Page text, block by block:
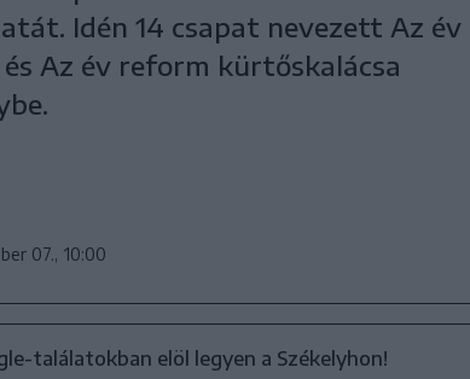
Idén 14 csapat nevezett Az év
Az év reform kürtőskalácsa
07., 10:00
találatokban elöl legyen a Székelyhon!